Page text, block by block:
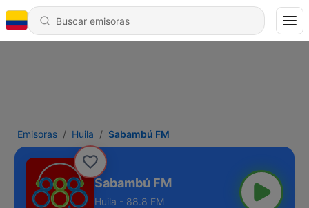
Emisoras Huila Sabambú FM
Sabambú FM
Huila - 88.8 FM